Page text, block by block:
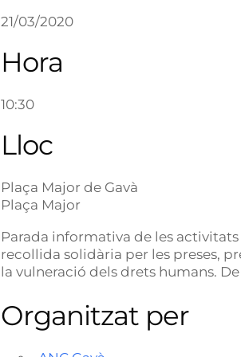
21/03/2020
Hora
10:30
Lloc
Plaça Major de Gavà
Plaça Major
Parada informativa de les activitats
recollida solidària per les preses,
la vulneració dels drets humans. De
Organitzat per